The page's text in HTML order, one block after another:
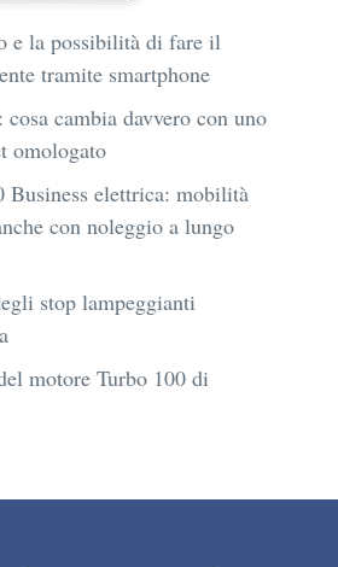
e la possibilità di fare il
tramite smartphone
cambia davvero con uno
omologato
Business elettrica: mobilità
con noleggio a lungo
stop lampeggianti
motore Turbo 100 di